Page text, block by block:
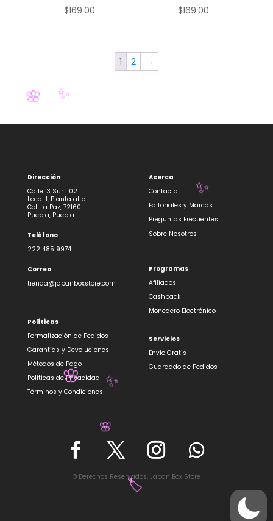
$169.00 $169.00
1 2 →
Dirección
Calle 13 Sur 1102
Local 1, Planta alta
Col. La Paz, 72160
Puebla, Puebla
Teléfono
222 485 9974
Correo
tienda@japanboxstore.com
Políticas
Formalización de Pedidos
Garantías y Devoluciones
Métodos de Pago
Políticas de Privacidad
Términos y Condiciones
Acerca
Contacto
Editoriales y Marcas
Preguntas Frecuentes
Sobre Nosotros
Programas
Afiliados
Cashback
Monedero Electrónico
Servicios
Envío Gratis
Guardado de Pedidos
© Derechos Reservados, Japan Box Store
✨
🌸
🌸 ✨
🌸